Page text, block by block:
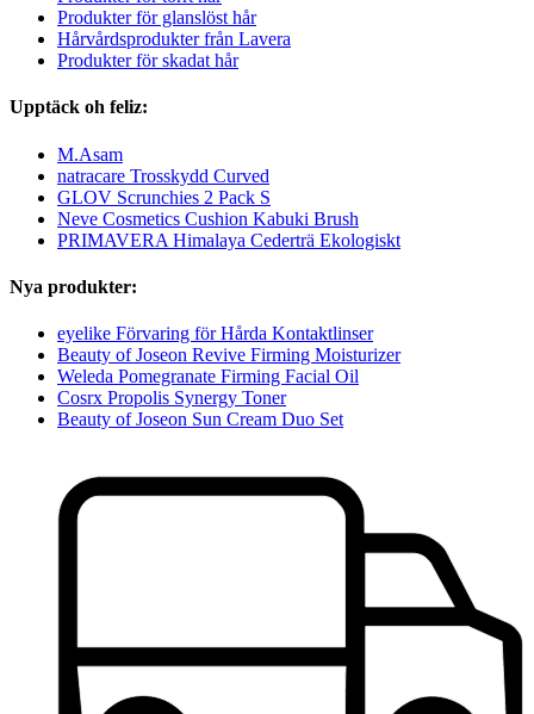
Produkter för glanslöst hår
Hårvårdsprodukter från Lavera
Produkter för skadat hår
Upptäck oh feliz:
M.Asam
natracare Trosskydd Curved
GLOV Scrunchies 2 Pack S
Neve Cosmetics Cushion Kabuki Brush
PRIMAVERA Himalaya Cederträ Ekologiskt
Nya produkter:
eyelike Förvaring för Hårda Kontaktlinser
Beauty of Joseon Revive Firming Moisturizer
Weleda Pomegranate Firming Facial Oil
Cosrx Propolis Synergy Toner
Beauty of Joseon Sun Cream Duo Set